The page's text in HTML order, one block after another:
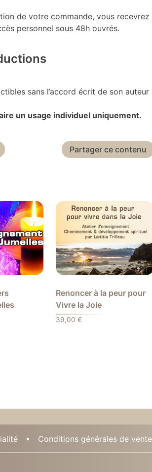
de votre commande, vous recevrez
personnel sous 48h ouvrés.
sans l’accord écrit de son auteur
un usage individuel uniquement.
Partager ce contenu
Renoncer à la peur pour
Vivre la Joie
39,00 €
Conditions générales de